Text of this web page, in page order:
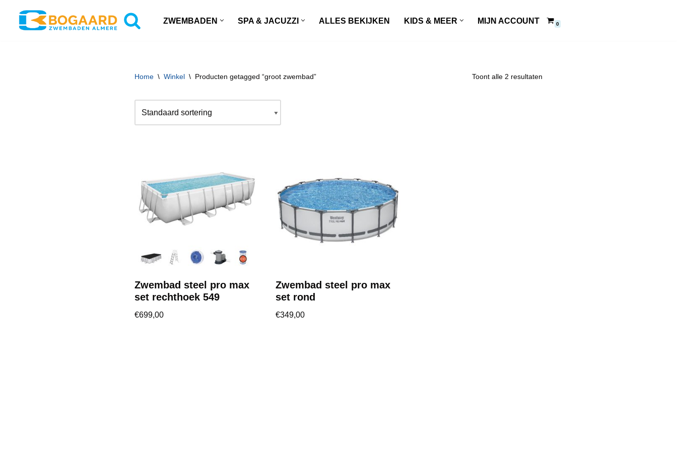
ZWEMBADEN SPA & JACUZZI ALLES BEKIJKEN KIDS & MEER MIJN ACCOUNT 0
Home \ Winkel \ Producten getagged “groot zwembad” Toont alle 2 resultaten
Zwembad steel pro max
set rechthoek 549
€699,00
Zwembad steel pro max
set rond
€349,00